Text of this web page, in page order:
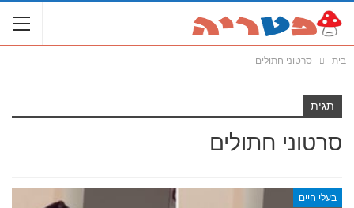
בית סרטוני חתולים
תגית
סרטוני חתולים
בעלי חיים